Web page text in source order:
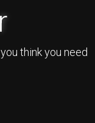
think you need